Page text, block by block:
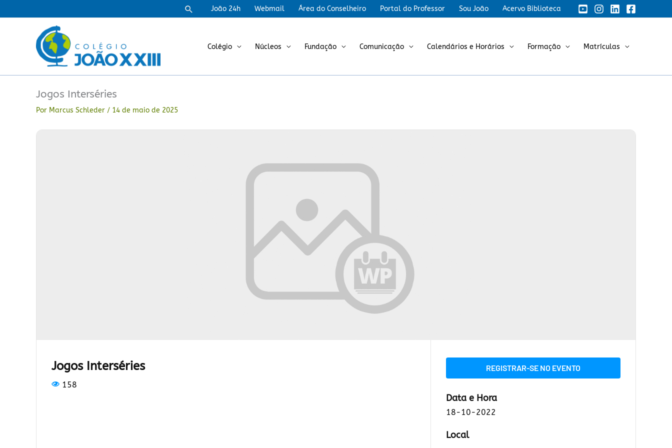
para
PesquisarJoão 24h Webmail Área do Conselheiro Portal do Professor Sou João Acervo Biblioteca
Colégio Núcleos Fundação Comunicação Calendários e Horários Formação Matrículas
Jogos Interséries
Por Marcus Schleder / 14 de maio de 2025
Jogos Interséries
158
REGISTRAR-SE NO EVENTO
Data e Hora
18-10-2022
Local